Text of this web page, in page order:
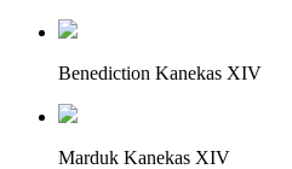
Benediction Kanekas XIV
Marduk Kanekas XIV